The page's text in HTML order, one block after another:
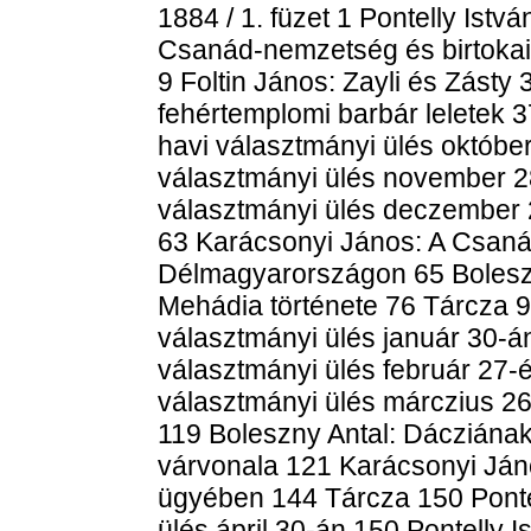
1884 / 1. füzet 1 Pontelly
Csanád-nemzetség és
9 Foltin János: Zayli és Zásty
fehértemplomi barbár leletek
havi választmányi ülés
választmányi ülés november
választmányi ülés
63 Karácsonyi János: A
Délmagyarországon 65
Mehádia története 76 Tárcza
választmányi ülés január 30-
választmányi ülés február 27-
választmányi ülés márczius
119 Boleszny Antal:
várvonala 121 Karácsonyi
ügyében 144 Tárcza 150